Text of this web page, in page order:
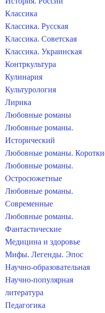
Классика
Классика. Русская
Классика. Советская
Классика. Украинская
Контркультура
Кулинария
Культурология
Лирика
Любовные романы
Любовные романы.
Исторический
Любовные романы.
Любовные романы.
Остросюжетные
Любовные романы.
Современные
Любовные романы.
Фантастические
Медицина и здоровье
Мифы. Легенды. Эпос
Научно-образовательная
Научно-популярная
литература
Педагогика